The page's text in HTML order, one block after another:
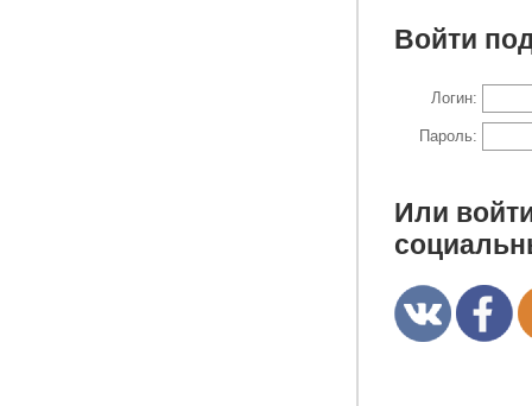
Войти
Логин:
Пароль:
Или